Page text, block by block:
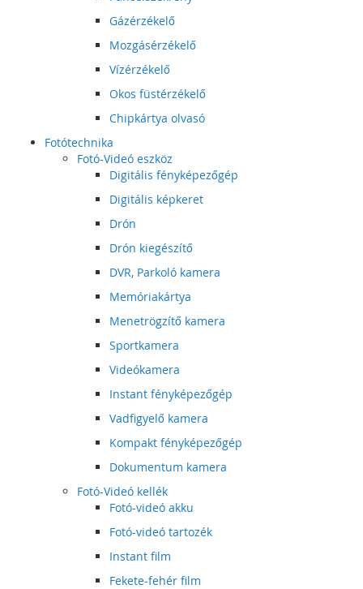
Gázérzékelő
Mozgásérzékelő
Vízérzékelő
Okos füstérzékelő
Chipkártya olvasó
Fotótechnika
Fotó-Videó eszköz
Digitális fényképezőgép
Digitális képkeret
Drón
Drón kiegészítő
DVR, Parkoló kamera
Memóriakártya
Menetrögzítő kamera
Sportkamera
Videókamera
Instant fényképezőgép
Vadfigyelő kamera
Kompakt fényképezőgép
Dokumentum kamera
Fotó-Videó kellék
Fotó-videó akku
Fotó-videó tartozék
Instant film
Fekete-fehér film